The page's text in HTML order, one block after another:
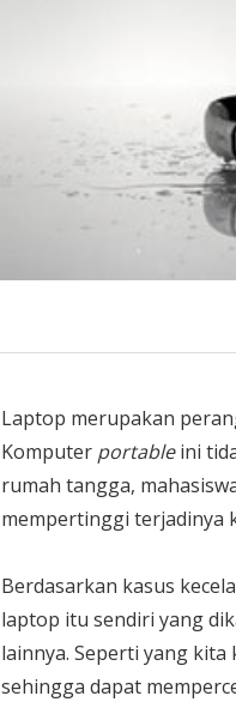
Laptop merupakan
Komputer portableini
rumah tangga,
mempertinggi terjadinya
Berdasarkan kasus
laptop itu sendiri yang
lainnya. Seperti yang
sehingga dapat